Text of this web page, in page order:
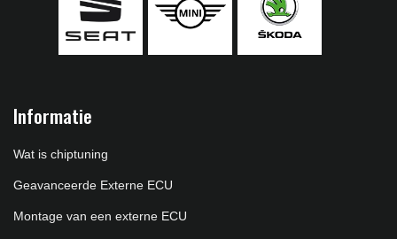
Informatie
Wat is chiptuning
Geavanceerde Externe ECU
Montage van een externe ECU